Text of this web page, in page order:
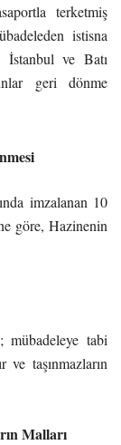
terketmiş
istisna
İstanbul ve Batı
geri dönme
imzalanan 10
göre, Hazinenin
mübadeleye tabi
ve taşınmazların
Malları